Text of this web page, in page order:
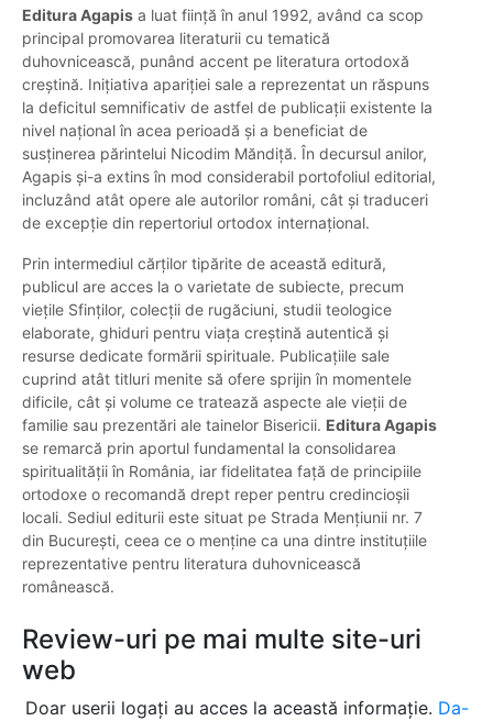
Editura Agapis a luat ființă în anul 1992, având ca scop
principal promovarea literaturii cu tematică
duhovnicească, punând accent pe literatura ortodoxă
creștină. Inițiativa apariției sale a reprezentat un răspuns
la deficitul semnificativ de astfel de publicații existente la
nivel național în acea perioadă și a beneficiat de
susținerea părintelui Nicodim Măndiță. În decursul anilor,
Agapis și-a extins în mod considerabil portofoliul editorial,
incluzând atât opere ale autorilor români, cât și traduceri
de excepție din repertoriul ortodox internațional.
Prin intermediul cărților tipărite de această editură,
publicul are acces la o varietate de subiecte, precum
viețile Sfinților, colecții de rugăciuni, studii teologice
elaborate, ghiduri pentru viața creștină autentică și
resurse dedicate formării spirituale. Publicațiile sale
cuprind atât titluri menite să ofere sprijin în momentele
dificile, cât și volume ce tratează aspecte ale vieții de
familie sau prezentări ale tainelor Bisericii. Editura Agapis
se remarcă prin aportul fundamental la consolidarea
spiritualității în România, iar fidelitatea față de principiile
ortodoxe o recomandă drept reper pentru credincioșii
locali. Sediul editurii este situat pe Strada Mențiunii nr. 7
din București, ceea ce o menține ca una dintre instituțiile
reprezentative pentru literatura duhovnicească
românească.
Review-uri pe mai multe site-uri
web
Doar userii logați au acces la această informație. Da-